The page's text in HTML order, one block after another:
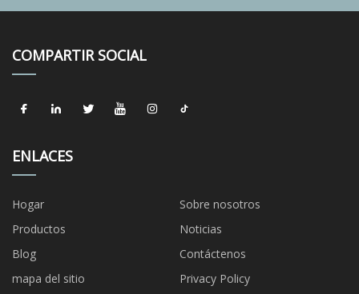
COMPARTIR SOCIAL
ENLACES
Hogar
Sobre nosotros
Productos
Noticias
Blog
Contáctenos
mapa del sitio
Privacy Policy